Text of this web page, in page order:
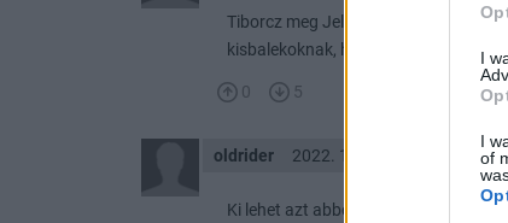
I
I
of
Tiborcz meg Jellinek nem NEResek?
kisbalekoknak, hogy vigyázzatok,
0 5
oldrider 2022. 12. 29. 19:24
Ki lehet azt abból is következtetni,